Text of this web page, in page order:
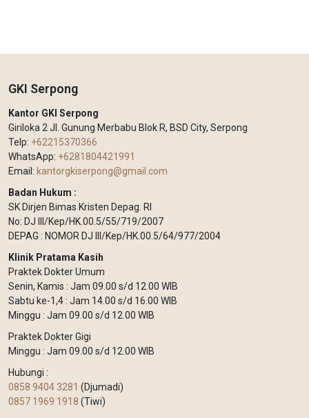
GKI Serpong
Kantor GKI Serpong
Giriloka 2 Jl. Gunung Merbabu Blok R, BSD City, Serpong
Telp: +62215370366
WhatsApp: +6281804421991
Email: kantorgkiserpong@gmail.com
Badan Hukum :
SK Dirjen Bimas Kristen Depag. RI
No: DJ III/Kep/HK.00.5/55/719/2007
DEPAG : NOMOR DJ III/Kep/HK.00.5/64/977/2004
Klinik Pratama Kasih
Praktek Dokter Umum
Senin, Kamis : Jam 09.00 s/d 12.00 WIB
Sabtu ke-1,4 : Jam 14.00 s/d 16.00 WIB
Minggu : Jam 09.00 s/d 12.00 WIB
Praktek Dokter Gigi
Minggu : Jam 09.00 s/d 12.00 WIB
Hubungi :
0858 9404 3281 (Djumadi)
0857 1969 1918 (Tiwi)